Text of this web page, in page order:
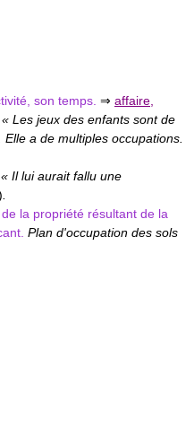
son temps. ⇒ affaire
« Les jeux des enfants sont de
. Elle a de multiples occupations.
« Il lui aurait fallu une
la propriété résultant de la
Plan d'occupation des sols